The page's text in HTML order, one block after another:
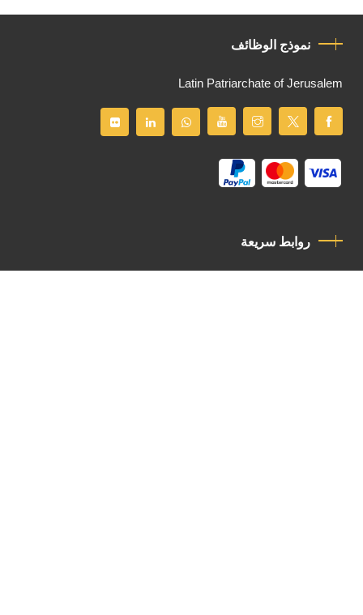
نموذج الوظائف
Latin Patriarchate of Jerusalem
روابط سريعة